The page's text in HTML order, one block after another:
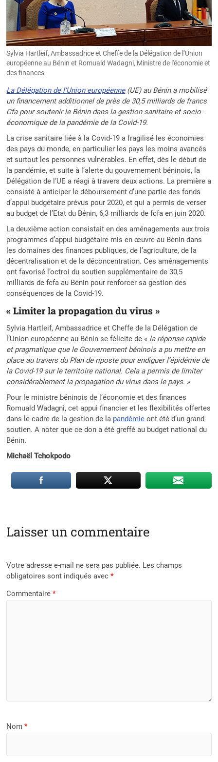
Sylvia Hartleif, Ambassadrice et Cheffe de la Délégation de l’Union
européenne au Bénin et Romuald Wadagni, Ministre de l'économie et
des finances
La Délégation de l’Union européenne(UE) au Bénin a mobilisé
un financement additionnel de près de 30,5 milliards de francs
Cfa pour soutenir le Bénin dans la gestion sanitaire et socio-
économique de la pandémie de la Covid-19.
La crise sanitaire liée à la Covid-19 a fragilisé les économies
des pays du monde, en particulier les pays les moins avancés
et surtout les personnes vulnérables. En effet, dès le début de
la pandémie, et suite à l’alerte du gouvernement béninois, la
Délégation de l’UE a réagi à travers deux actions. La première a
consisté à anticiper le déboursement d’une partie des fonds
d’appui budgétaire prévus pour 2020, et qui a permis de verser
au budget de l’Etat du Bénin, 6,3 milliards de fcfa en juin 2020.
La deuxième action consistait en des aménagements aux trois
programmes d’appui budgétaire mis en œuvre au Bénin dans
les domaines des finances publiques, de l’agriculture, de la
décentralisation et de la déconcentration. Ces aménagements
ont favorisé l’octroi du soutien supplémentaire de 30,5
milliards de fcfa au Bénin pour renforcer sa gestion des
conséquences de la Covid-19.
« Limiter la propagation du virus »
Sylvia Hartleif, Ambassadrice et Cheffe de la Délégation de
l’Union européenne au Bénin se félicite de « la réponse rapide
et pragmatique que le Gouvernement béninois a pu mettre en
place au travers du Plan de riposte pour endiguer l’épidémie de
la Covid-19 sur le territoire national. Cela a permis de limiter
considérablement la propagation du virus dans le pays. »
Pour le ministre béninois de l’économie et des finances
Romuald Wadagni, cet appui financier et les flexibilités offertes
dans le cadre de la gestion de la pandémieont été d’un grand
soutien. A noter que ce don a été greffé au budget national du
Bénin.
Michaël Tchokpodo
Laisser un commentaire
Votre adresse e-mail ne sera pas publiée. Les champs
obligatoires sont indiqués avec*
Commentaire*
Nom*